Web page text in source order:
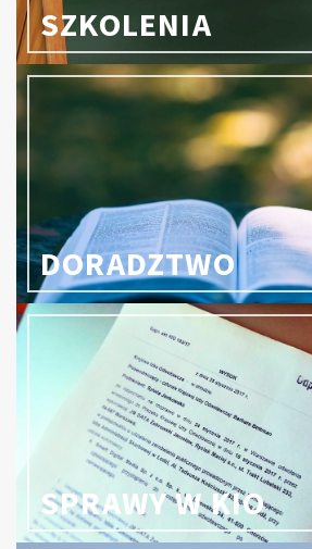
SZKOLENIA
DORADZTWO
SPRAWY W KIO